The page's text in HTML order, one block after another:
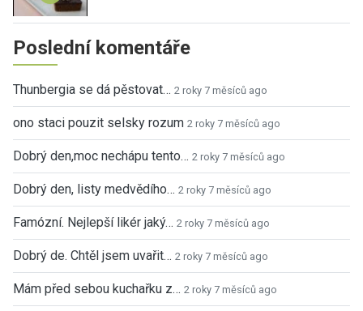
Poslední komentáře
Thunbergia se dá pěstovat… 2 roky 7 měsíců ago
ono staci pouzit selsky rozum 2 roky 7 měsíců ago
Dobrý den,moc nechápu tento… 2 roky 7 měsíců ago
Dobrý den, listy medvědího… 2 roky 7 měsíců ago
Famózní. Nejlepší likér jaký… 2 roky 7 měsíců ago
Dobrý de. Chtěl jsem uvařit… 2 roky 7 měsíců ago
Mám před sebou kuchařku z… 2 roky 7 měsíců ago